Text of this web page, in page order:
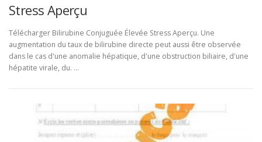
Stress Aperçu
Télécharger Bilirubine Conjuguée Élevée Stress Aperçu. Une
augmentation du taux de bilirubine directe peut aussi être observée
dans le cas d'une anomalie hépatique, d'une obstruction biliaire, d'une
hépatite virale, du. …